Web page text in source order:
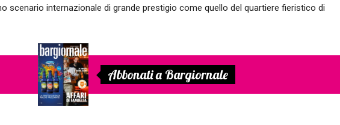
scenario internazionale di grande prestigio come quello del quartiere fieristico di
Abbonati a Bargiornale